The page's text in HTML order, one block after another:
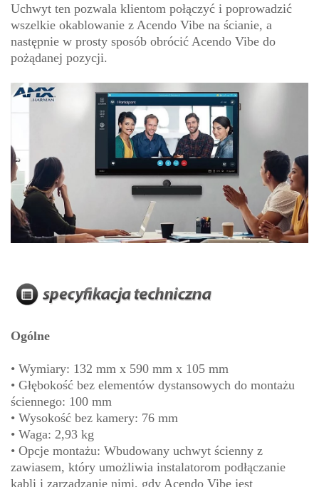
Uchwyt ten pozwala klientom połączyć i poprowadzić
wszelkie okablowanie z Acendo Vibe na ścianie, a
następnie w prosty sposób obrócić Acendo Vibe do
pożądanej pozycji.
Ogólne
• Wymiary: 132 mm x 590 mm x 105 mm
• Głębokość bez elementów dystansowych do montażu
ściennego: 100 mm
• Wysokość bez kamery: 76 mm
• Waga: 2,93 kg
• Opcje montażu: Wbudowany uchwyt ścienny z
zawiasem, który umożliwia instalatorom podłączanie
kabli i zarządzanie nimi, gdy Acendo Vibe jest